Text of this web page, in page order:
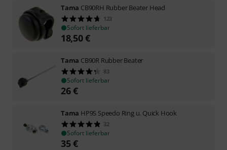
Tama CB90RH Rubber Beater Head
123
Sofort lieferbar
18,50€
Tama CB90R Rubber Beater
83
Sofort lieferbar
26€
Tama HP9S Speedo Ring u. Quick Hook
32
Sofort lieferbar
35€